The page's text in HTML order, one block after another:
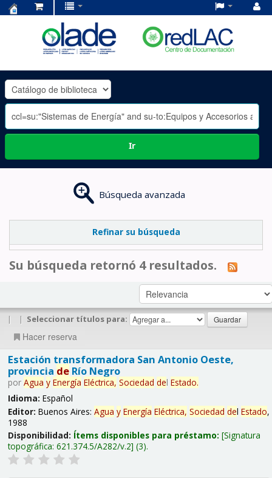
OLADE
-
Ir
Búsqueda avanzada
Refinar su búsqueda
Su búsqueda retornó 4 resultados.
| | Seleccionar títulos para:
Hacer reserva
Estación transformadora San Antonio Oeste,
provincia deRío Negro
por Agua y Energía Eléctrica, Sociedad del Estado.
Idioma: Español
Editor: Buenos Aires: Agua y Energía Eléctrica, Sociedad del Estado,
1988
Disponibilidad: Ítems disponibles para préstamo: Signatura
topográfica: 621.374.5/A282/v.2 (3).